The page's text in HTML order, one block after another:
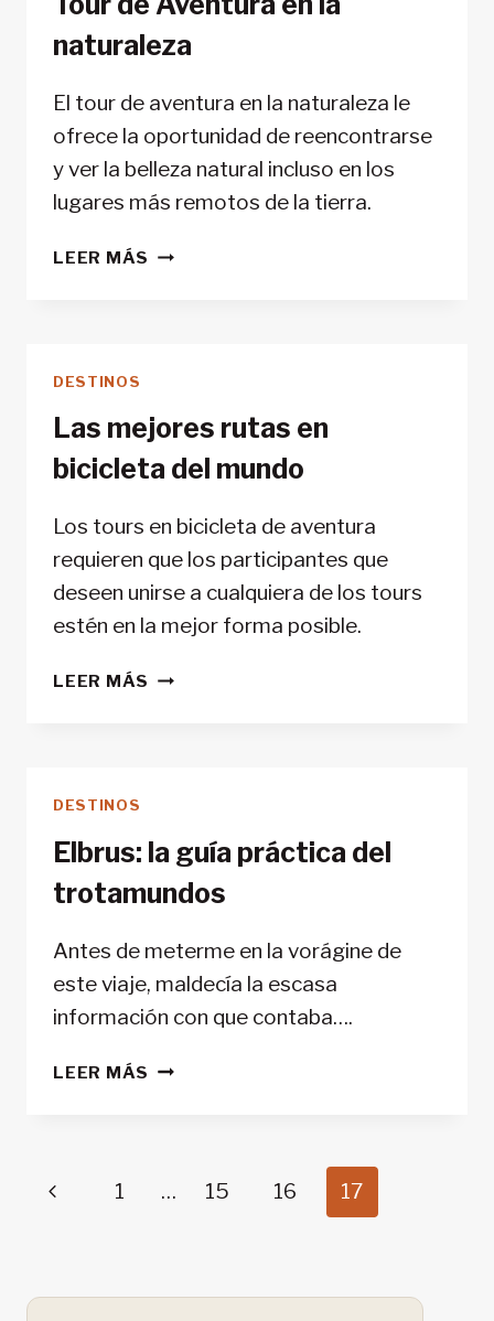
CUENCA
COCKSCOMB
BELICE
naturaleza
El tour de aventura en la naturaleza le
ofrece la oportunidad de reencontrarse
y ver la belleza natural incluso en los
lugares más remotos de la tierra.
LEER MÁS TOUR
DESTINOS
Las mejores rutas en
bicicleta del mundo
Los tours en bicicleta de aventura
requieren que los participantes que
deseen unirse a cualquiera de los tours
estén en la mejor forma posible.
LEER MÁS LAS
DESTINOS
Elbrus: la guía práctica del
trotamundos
Antes de meterme en la vorágine de
este viaje, maldecía la escasa
información con que contaba….
LEER MÁS ELBRUS:
TROTAMUNDOS
Navegación
Página
1 … 15 16 17